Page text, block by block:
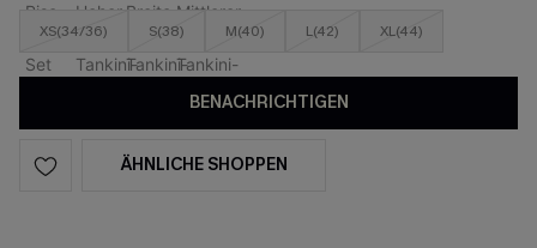
XS(34/36) S(38) M(40) L(42) XL(44)
BENACHRICHTIGEN
ÄHNLICHE SHOPPEN